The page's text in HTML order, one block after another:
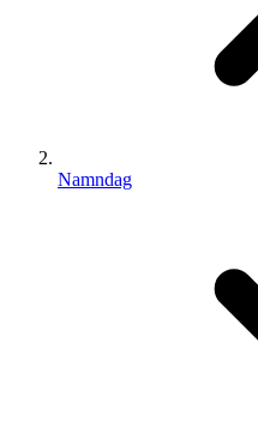
Namndag